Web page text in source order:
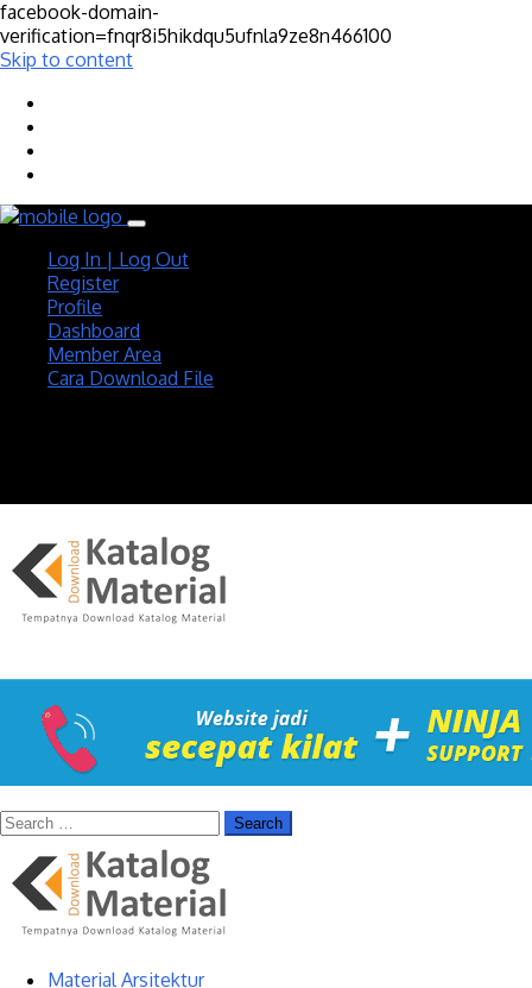
facebook-domain-
verification=fnqr8i5hikdqu5ufnla9ze8n466100
Skip to content
Log In | Log Out
Register
Profile
Dashboard
Member Area
Cara Download File
Material Arsitektur